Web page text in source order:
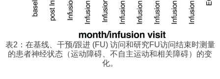
表2：在基线、干预/跟进 (FU) 访问和研究FU访问结束时测量
的患者神经状态（运动障碍、不自主运动和相关障碍）的变
化。